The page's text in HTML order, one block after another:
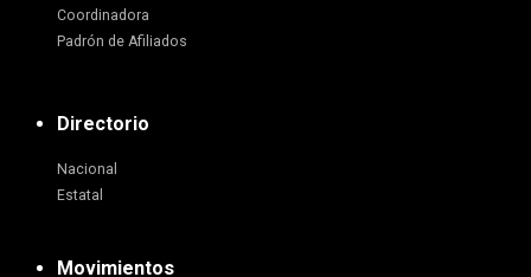
Coordinadora
Padrón de Afiliados
Directorio
Nacional
Estatal
Movimientos